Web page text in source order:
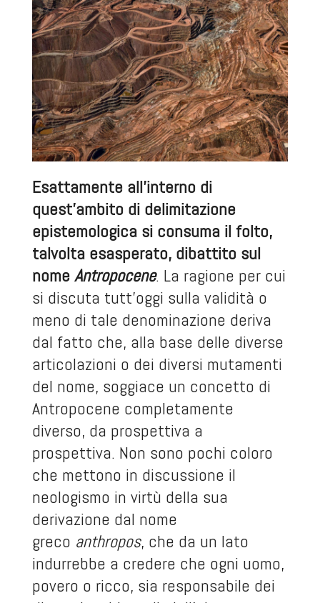
Esattamente all’interno di
quest’ambito di delimitazione
epistemologica si consuma il folto,
talvolta esasperato, dibattito sul
nomeAntropocene. La ragione per cui
si discuta tutt’oggi sulla validità o
meno di tale denominazione deriva
dal fatto che, alla base delle diverse
articolazioni o dei diversi mutamenti
del nome, soggiace un concetto di
Antropocene completamente
diverso, da prospettiva a
prospettiva. Non sono pochi coloro
che mettono in discussione il
neologismo in virtù della sua
derivazione dal nome
greco anthropos, che da un lato
indurrebbe a credere che ogni uomo,
povero o ricco, sia responsabile dei